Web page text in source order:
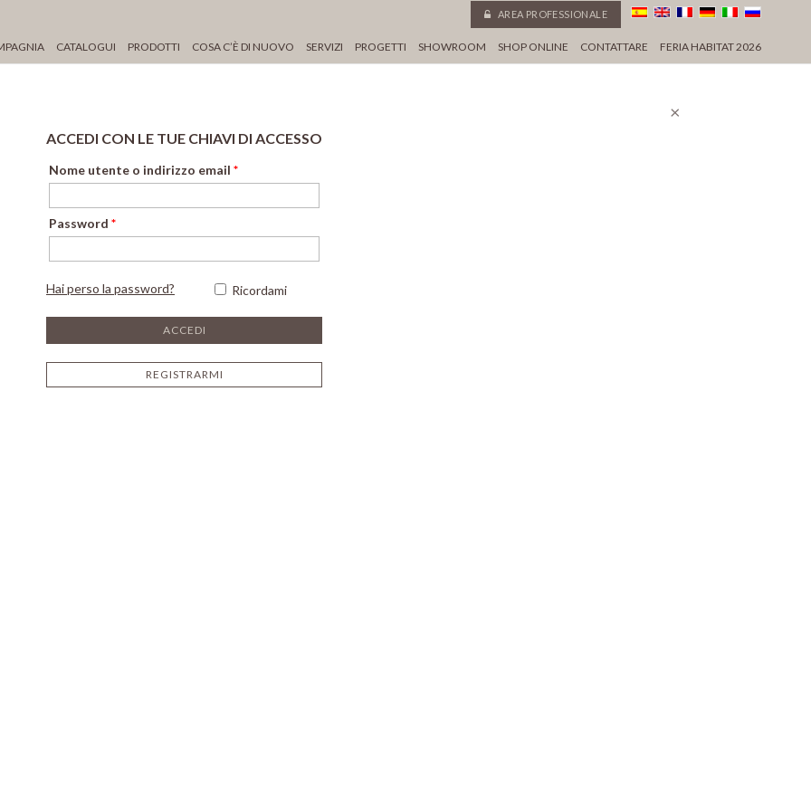
AREA PROFESSIONALE
CATALOGUI PRODOTTI COSA C’È DI NUOVO SERVIZI PROGETTI SHOWROOM SHOP ONLINE CONTATTARE FERIA HABITAT 2026
ACCEDI CON LE TUE CHIAVI DI ACCESSO
Nome utente o indirizzo email *
Password *
Hai perso la password? Ricordami
REGISTRARMI
×